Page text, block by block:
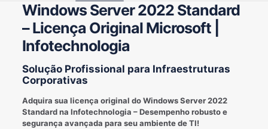
Windows Server 2022 Standard
– Licença Original Microsoft |
Infotechnologia
Solução Profissional para Infraestruturas
Corporativas
Adquira sua licença original do Windows Server 2022
Standard na Infotechnologia – Desempenho robusto e
segurança avançada para seu ambiente de TI!